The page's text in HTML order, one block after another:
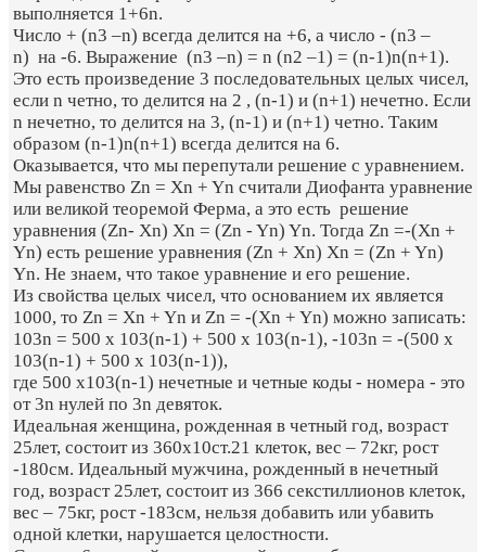
выполняется 1+6n.
Число + (n3 –n) всегда делится на +6, а число - (n3 –
n) на -6. Выражение (n3 –n) = n (n2 –1) = (n-1)n(n+1).
Это есть произведение 3 последовательных целых чисел,
если n четно, то делится на 2 , (n-1) и (n+1) нечетно. Если
n нечетно, то делится на 3, (n-1) и (n+1) четно. Таким
образом (n-1)n(n+1) всегда делится на 6.
Оказывается, что мы перепутали решение с уравнением.
Мы равенство Zn = Xn + Yn считали Диофанта уравнение
или великой теоремой Ферма, а это есть решение
уравнения (Zn- Xn) Xn = (Zn - Yn) Yn. Тогда Zn =-(Xn +
Yn) есть решение уравнения (Zn + Xn) Xn = (Zn + Yn)
Yn. Не знаем, что такое уравнение и его решение.
Из свойства целых чисел, что основанием их является
1000, то Zn = Xn + Yn и Zn = -(Xn + Yn) можно записать:
103n = 500 х 103(n-1) + 500 х 103(n-1), -103n = -(500 х
103(n-1) + 500 х 103(n-1)),
где 500 х103(n-1) нечетные и четные коды - номера - это
от 3n нулей по 3n девяток.
Идеальная женщина, рожденная в четный год, возраст
25лет, состоит из 360х10ст.21 клеток, вес – 72кг, рост
-180см. Идеальный мужчина, рожденный в нечетный
год, возраст 25лет, состоит из 366 секстиллионов клеток,
вес – 75кг, рост -183см, нельзя добавить или убавить
одной клетки, нарушается целостности.